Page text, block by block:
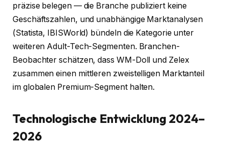
präzise belegen — die Branche publiziert keine
Geschäftszahlen, und unabhängige Marktanalysen
(Statista, IBISWorld) bündeln die Kategorie unter
weiteren Adult-Tech-Segmenten. Branchen-
Beobachter schätzen, dass WM-Doll und Zelex
zusammen einen mittleren zweistelligen Marktanteil
im globalen Premium-Segment halten.
Technologische Entwicklung 2024–
2026